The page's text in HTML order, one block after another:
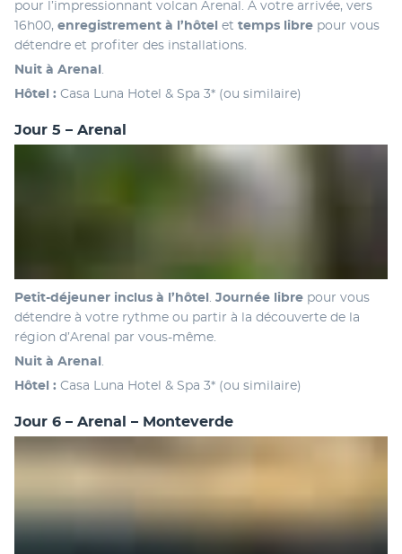
pour l’impressionnant volcan Arenal. À votre arrivée, vers
16h00, enregistrement à l’hôtel et temps libre pour vous
détendre et profiter des installations.
Nuit à Arenal .
Hôtel : Casa Luna Hotel & Spa 3* (ou similaire)
Jour 5 – Arenal
Petit-déjeuner inclus à l’hôtel . Journée libre pour vous
détendre à votre rythme ou partir à la découverte de la
région d’Arenal par vous-même.
Nuit à Arenal .
Hôtel : Casa Luna Hotel & Spa 3* (ou similaire)
Jour 6 – Arenal – Monteverde